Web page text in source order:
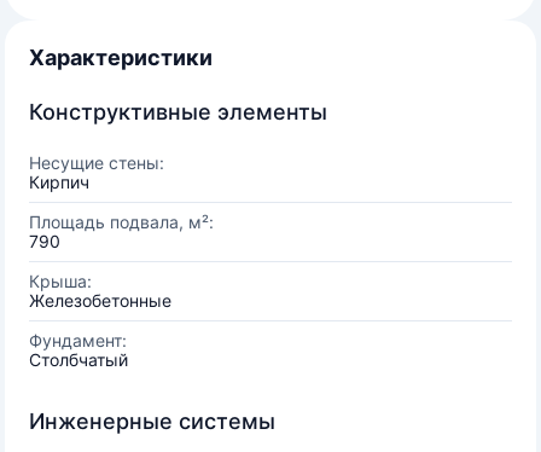
Характеристики
Конструктивные элементы
Несущие стены:
Кирпич
Площадь подвала, м²:
790
Крыша:
Железобетонные
Фундамент:
Столбчатый
Инженерные системы